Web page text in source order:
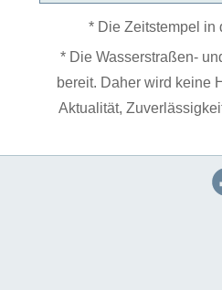
* Die Zeitstempel in
* Die Wasserstraßen-
bereit. Daher wird keine
Aktualität,